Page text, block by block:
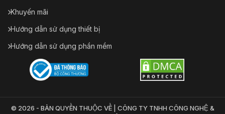
Khuyến mãi
Hướng dẫn sử dụng thiết bị
Hướng dẫn sử dụng phần mềm
© 2026 - BẢN QUYỀN THUỘC VỀ | CÔNG TY TNHH CÔNG NGHỆ &